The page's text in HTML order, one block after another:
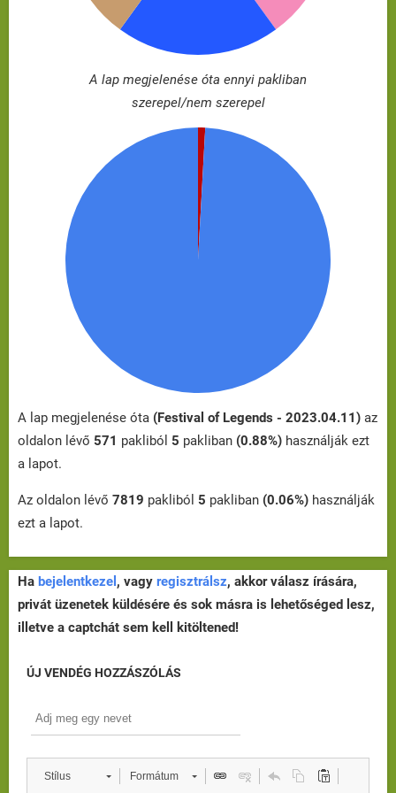
A lap megjelenése óta ennyi pakliban
szerepel/nem szerepel
A lap megjelenése óta (Festival of Legends - 2023.04.11) az
oldalon lévő 571 pakliból 5 pakliban (0.88%) használják ezt
a lapot.
Az oldalon lévő 7819 pakliból 5 pakliban (0.06%) használják
ezt a lapot.
Ha bejelentkezel , vagy regisztrálsz, akkor válasz írására,
privát üzenetek küldésére és sok másra is lehetőséged lesz,
illetve a captchát sem kell kitöltened!
ÚJ VENDÉG HOZZÁSZÓLÁS
Stílus Formátum